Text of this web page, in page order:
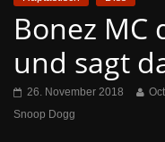
Bonez MC
und sagt
26. November 2018
Snoop Dogg